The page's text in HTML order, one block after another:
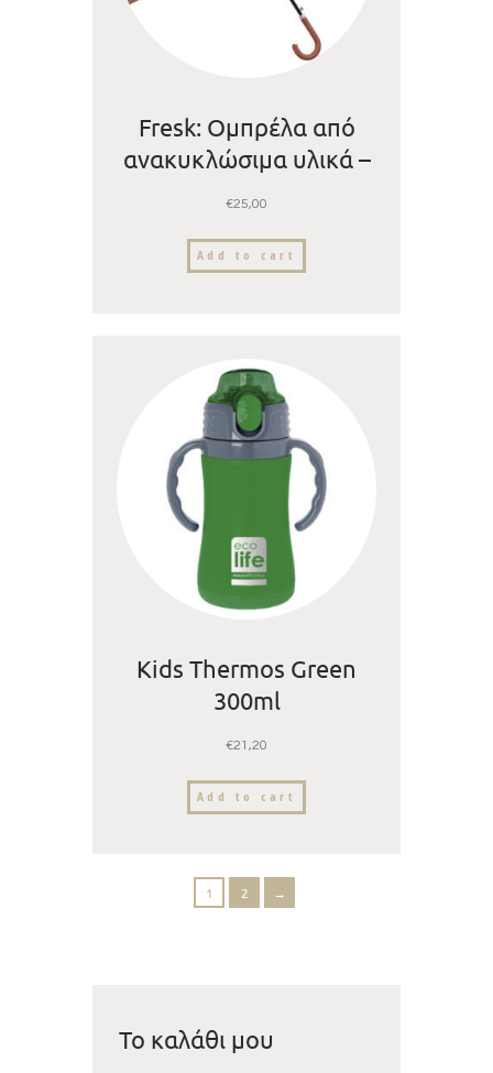
Fresk: Ομπρέλα από
ανακυκλώσιμα υλικά –
€25,00
Add to cart
Kids Thermos Green
300ml
€21,20
Add to cart
1 2 →
Το καλάθι μου